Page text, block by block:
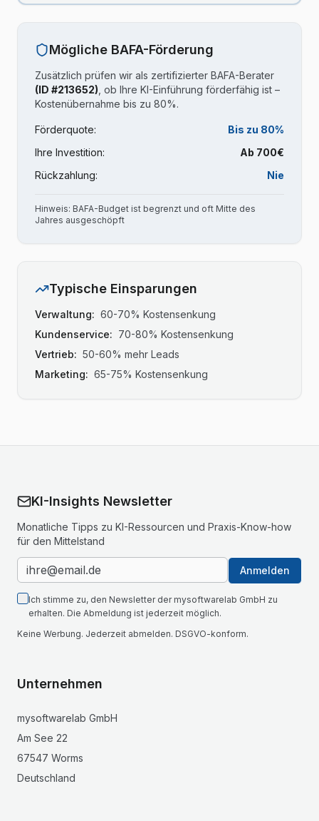
Mögliche BAFA-Förderung
Zusätzlich prüfen wir als zertifizierter BAFA-Berater
(ID #213652) , ob Ihre KI-Einführung förderfähig ist –
Kostenübernahme bis zu 80%.
Förderquote:
Bis zu 80%
Ihre Investition:
Ab 700€
Rückzahlung:
Nie
Hinweis: BAFA-Budget ist begrenzt und oft Mitte des
Jahres ausgeschöpft
Typische Einsparungen
Verwaltung: 60-70% Kostensenkung
Kundenservice: 70-80% Kostensenkung
Vertrieb: 50-60% mehr Leads
Marketing: 65-75% Kostensenkung
KI-Insights Newsletter
Monatliche Tipps zu KI-Ressourcen und Praxis-Know-how
für den Mittelstand
Anmelden
Ich stimme zu, den Newsletter der mysoftwarelab GmbH zu
erhalten. Die Abmeldung ist jederzeit möglich.
Keine Werbung. Jederzeit abmelden. DSGVO-konform.
Unternehmen
mysoftwarelab GmbH
Am See 22
67547 Worms
Deutschland